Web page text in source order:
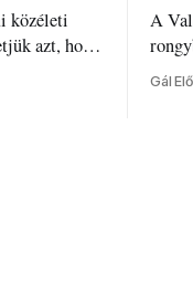
közéleti
azt, hogy
A
régi
Gál